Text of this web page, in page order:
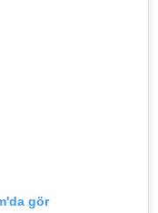
gör